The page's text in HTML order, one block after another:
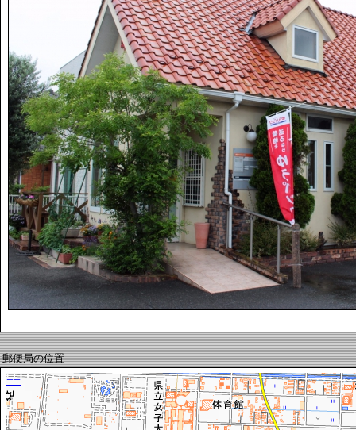
郵便局の位置